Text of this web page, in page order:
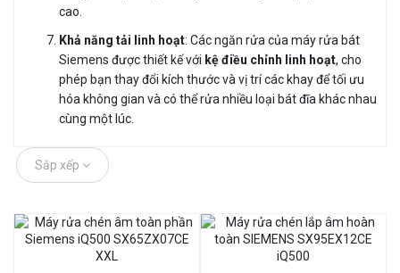
cao.
Khả năng tải linh hoạt: Các ngăn rửa của máy rửa bát
Siemens được thiết kế với kệ điều chỉnh linh hoạt, cho
phép bạn thay đổi kích thước và vị trí các khay để tối ưu
hóa không gian và có thể rửa nhiều loại bát đĩa khác nhau
cùng một lúc.
Sắp xếp